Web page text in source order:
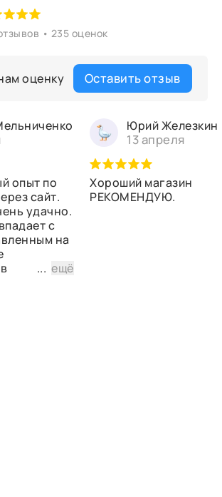
• 235 оценок
оценку Оставить отзыв
опыт по
сайт.
удачно.
с
на
...ещё
Юрий Железкин
13 апреля
Хороший магазин
РЕКОМЕНДУЮ.